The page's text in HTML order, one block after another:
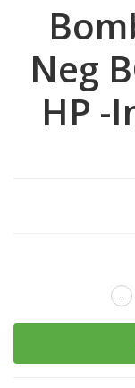
Neg
HP -
-